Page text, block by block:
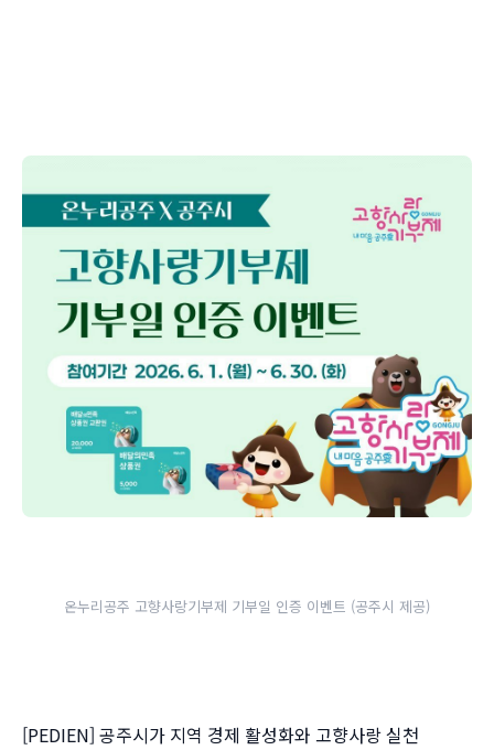
온누리공주 고향사랑기부제 기부일 인증 이벤트 (공주시 제공)
[PEDIEN] 공주시가 지역 경제 활성화와 고향사랑 실천